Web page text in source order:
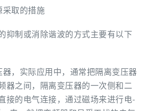
采取的措施
抑制或消除谐波的方式主要有以下
器，实际应用中，通常把隔离变压器
器之间，隔离变压器的一次侧和二
接的电气连接，通过磁场来进行电-